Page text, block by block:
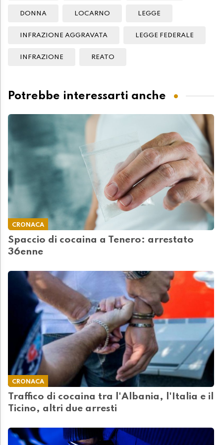
DONNA LOCARNO LEGGE
INFRAZIONE AGGRAVATA LEGGE FEDERALE
INFRAZIONE REATO
Potrebbe interessarti anche
CRONACA
Spaccio di cocaina a Tenero: arrestato
36enne
CRONACA
Traffico di cocaina tra l'Albania, l'Italia e il
Ticino, altri due arresti